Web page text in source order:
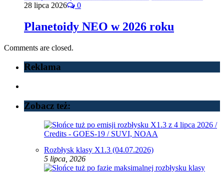
28 lipca 2026 0
Planetoidy NEO w 2026 roku
Comments are closed.
Reklama
Zobacz też:
Rozbłysk klasy X1.3 (04.07.2026)
5 lipca, 2026